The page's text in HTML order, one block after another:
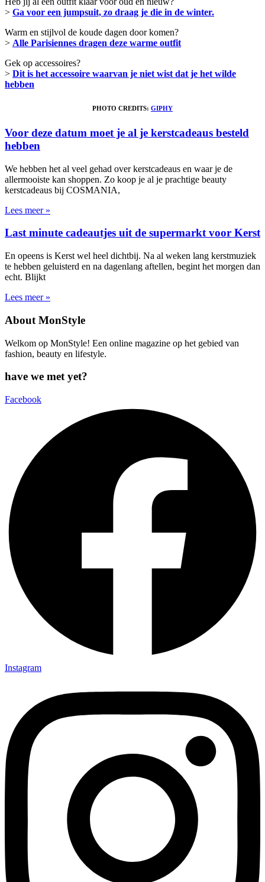
> Ga voor een jumpsuit, zo draag je die in de winter.
Warm en stijlvol de koude dagen door komen?
> Alle Parisiennes dragen deze warme outfit
Gek op accessoires?
> Dit is het accessoire waarvan je niet wist dat je het wilde
hebben
PHOTO CREDITS: GIPHY
Voor deze datum moet je al je kerstcadeaus besteld
hebben
We hebben het al veel gehad over kerstcadeaus en waar je de
allermooiste kan shoppen. Zo koop je al je prachtige beauty
kerstcadeaus bij COSMANIA,
Lees meer »
Last minute cadeautjes uit de supermarkt voor Kerst
En opeens is Kerst wel heel dichtbij. Na al weken lang kerstmuziek
te hebben geluisterd en na dagenlang aftellen, begint het morgen dan
echt. Blijkt
Lees meer »
About MonStyle
Welkom op MonStyle! Een online magazine op het gebied van
fashion, beauty en lifestyle.
have we met yet?
Facebook
Instagram